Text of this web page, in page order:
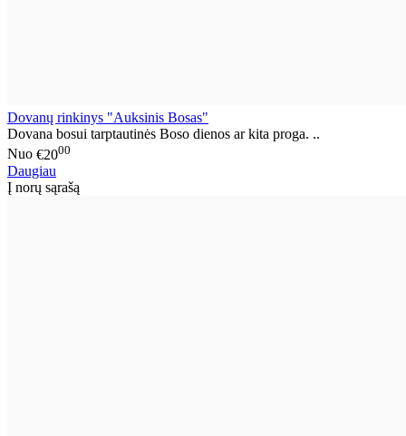
Dovanų rinkinys "Auksinis Bosas"
Dovana bosui tarptautinės Boso dienos ar kita proga. ..
Nuo €2000
Daugiau
Į norų sąrašą